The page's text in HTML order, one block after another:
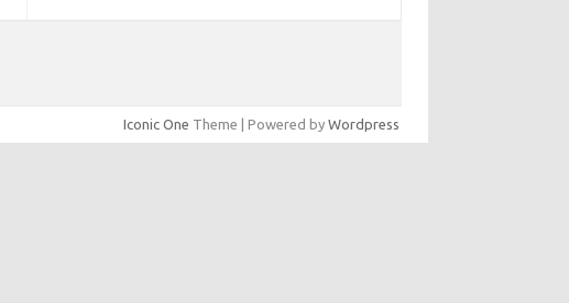
Iconic One Theme | Powered by Wordpress